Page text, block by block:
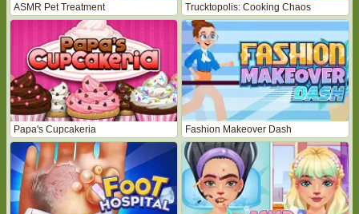
ASMR Pet Treatment Trucktopolis: Cooking Chaos
Papa's Cupcakeria Fashion Makeover Dash